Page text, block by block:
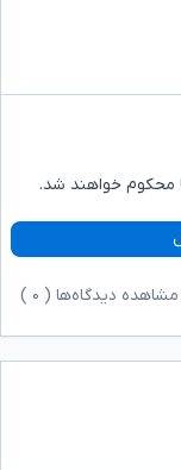
محکوم خواهند شد.
مشاهده دیدگاه‌ها ( ۰